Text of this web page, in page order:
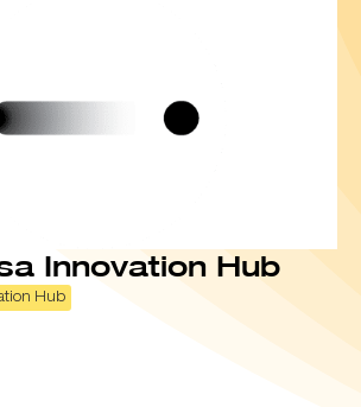
Innovation Hub
Hub